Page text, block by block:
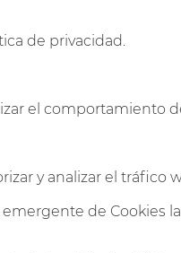
de privacidad.
el comportamiento
y analizar el
de Cookies